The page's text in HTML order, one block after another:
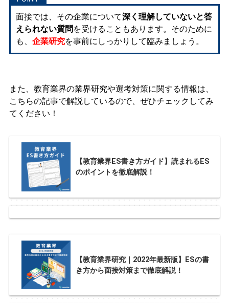
面接では、その企業について深く理解していないと答
えられない質問 を受けることもあります。そのために
も、 企業研究を事前にしっかりして臨みましょう。
また、教育業界の業界研究や選考対策に関する情報は、
こちらの記事で解説しているので、ぜひチェックしてみ
てください！
【教育業界ES書き方ガイド】読まれるES
のポイントを徹底解説！
【教育業界研究｜2022年最新版】ESの書
き方から面接対策まで徹底解説！